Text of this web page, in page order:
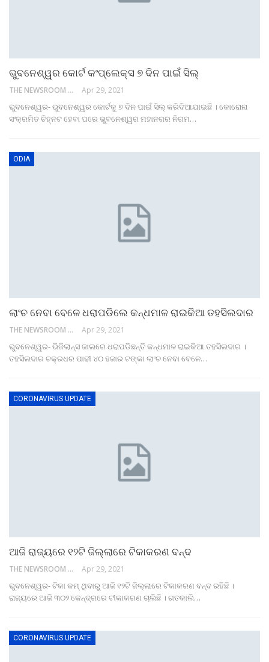
ଭୁବନେଶ୍ୱର କୋର୍ଟ କଂପ୍ଲେକ୍ସ ୭ ଦିନ ପାଇଁ ସିଲ୍
THE NEWSROOM NETWORK Apr 29, 2021
ଭୁବନେଶ୍ୱର- ଭୁବନେଶ୍ୱର କୋର୍ଟକୁ ୭ ଦିନ ପାଇଁ ସିଲ୍ କରିଦିଆଯାଇଛି । କୋରୋନା
ସଂକ୍ରମିତ ଚିହ୍ନଟ ହେବା ପରେ ଭୁବନେଶ୍ୱର ମହାନଗର ନିଗମ…
ODIA
ଲାଂଚ ନେବା ବେଳେ ଧରାପଡିଲେ କନ୍ଧମାଳ ରାଇକିଆ ତହସିଲଦାର
THE NEWSROOM NETWORK Apr 29, 2021
ଭୁବନେଶ୍ୱର- ଭିଜିଲାନ୍ସ ଜାଲରେ ଧରାପଡିଛନ୍ତି କନ୍ଧମାଳ ରାଇକିଆ ତହସିଲଦାର ।
ତହସିଲଦାର ଚକ୍ରଧର ପାଢୀ ୪୦ ହଜାର ଟଙ୍କା ଲାଂଚ ନେବା ବେଳେ…
CORONAVIRUS UPDATE
ଆଜି ରାଜ୍ୟରେ ୧୨ଟି ଜିଲ୍ଲାରେ ଟିକାକରଣ ବନ୍ଦ
THE NEWSROOM NETWORK Apr 29, 2021
ଭୁବନେଶ୍ୱର- ଟିକା କମ୍ ଥିବାରୁ ଆଜି ୧୨ଟି ଜିଲ୍ଲାରେ ଟିକାକରଣ ବନ୍ଦ ରହିଛି ।
ରାଜ୍ୟରେ ଆଜି ୩୦୨ କେନ୍ଦ୍ରରେ ଟୀକାକରଣ ଚାଲିଛି । ଗତକାଲି…
CORONAVIRUS UPDATE